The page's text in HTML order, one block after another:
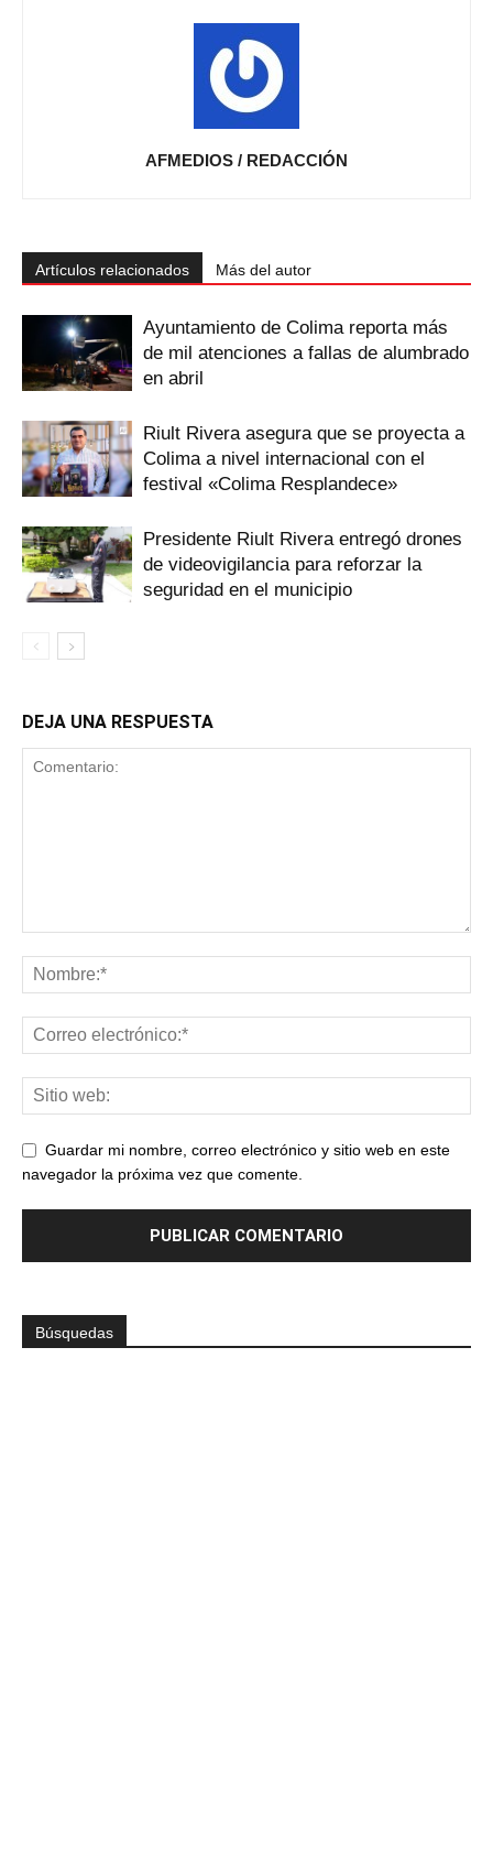
AFMEDIOS / REDACCIÓN
Artículos relacionados Más del autor
Ayuntamiento de Colima reporta más
de mil atenciones a fallas de alumbrado
en abril
Riult Rivera asegura que se proyecta a
Colima a nivel internacional con el
festival «Colima Resplandece»
Presidente Riult Rivera entregó drones
de videovigilancia para reforzar la
seguridad en el municipio
DEJA UNA RESPUESTA
Guardar mi nombre, correo electrónico y sitio web en este
navegador la próxima vez que comente.
Búsquedas